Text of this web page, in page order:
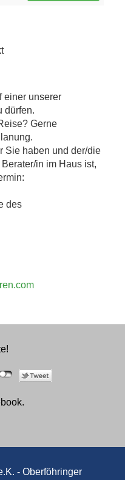
einer unserer
dürfen.
Gerne
Sie haben und der/die
in im Haus ist,
des
- Oberföhringer